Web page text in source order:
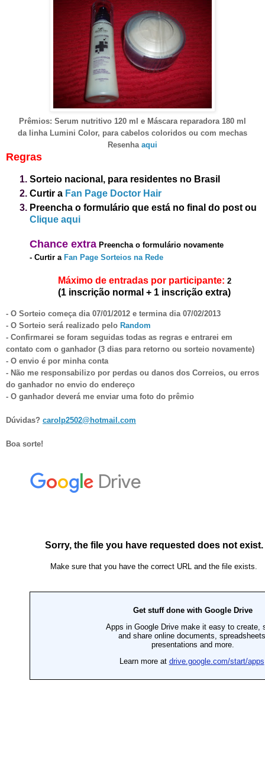
Prêmios: Serum nutritivo 120 ml e Máscara reparadora 180 ml
da linha Lumini Color, para cabelos coloridos ou com mechas
Resenha aqui
Regras
Sorteio nacional, para residentes no Brasil
Curtir a Fan Page Doctor Hair
Preencha o formulário que está no final do post ou
Clique aqui
Chance extra Preencha o formulário novamente
- Curtir a Fan Page Sorteios na Rede
Máximo de entradas por participante: 2
(1 inscrição normal + 1 inscrição extra)
- O Sorteio começa dia 07/01/2012 e termina dia 07/02/2013
- O Sorteio será realizado pelo Random
- Confirmarei se foram seguidas todas as regras e entrarei em
contato com o ganhador (3 dias para retorno ou sorteio novamente)
- O envio é por minha conta
- Não me responsabilizo por perdas ou danos dos Correios, ou erros
do ganhador no envio do endereço
- O ganhador deveráme enviar uma foto do prêmio
Dúvidas? carolp2502@hotmail.com
Boa sorte!